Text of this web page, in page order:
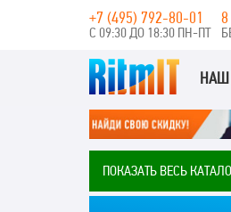
+7 (495) 792-80-01
С 09:30 ДО 18:30 ПН-ПТ
ПОКАЗАТЬ ВЕСЬ